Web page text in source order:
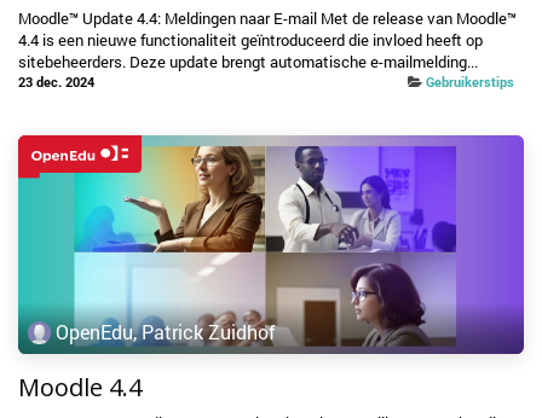
Moodle™ Update 4.4: Meldingen naar E-mail Met de release van Moodle™
4.4 is een nieuwe functionaliteit geïntroduceerd die invloed heeft op
sitebeheerders. Deze update brengt automatische e-mailmelding...
23 dec. 2024 Gebruikerstips
OpenEdu, Patrick Zuidhof
Moodle 4.4